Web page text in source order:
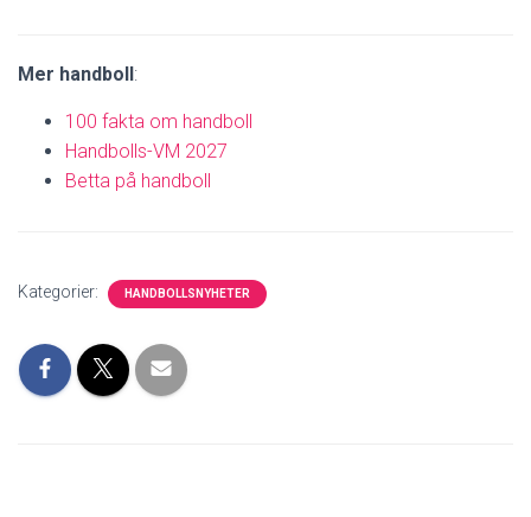
Mer handboll:
100 fakta om handboll
Handbolls-VM 2027
Betta på handboll
Kategorier: HANDBOLLSNYHETER